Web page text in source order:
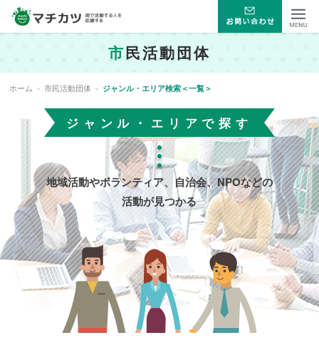
マチカツ 街で活動する人市民活動団体
ホーム » 市民活動団体 » ジャンル・エリア検索＜一覧＞
ジャンル・エリアで探す
地域活動やボランティア、自治会、NPOなどの
活動が見つかる